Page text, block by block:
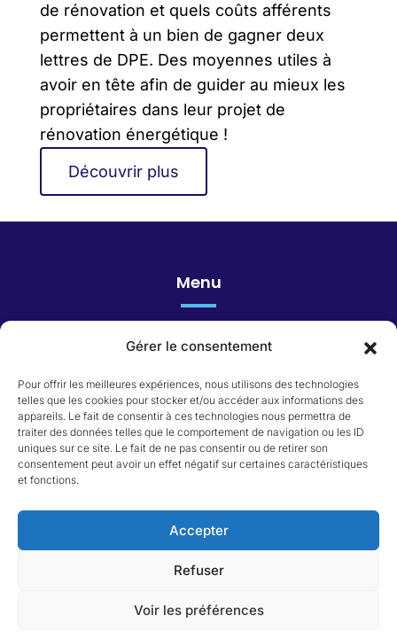
Gérer le consentement
Pour offrir les meilleures expériences, nous utilisons des technologies
telles que les cookies pour stocker et/ou accéder aux informations des
appareils. Le fait de consentir à ces technologies nous permettra de
traiter des données telles que le comportement de navigation ou les ID
uniques sur ce site. Le fait de ne pas consentir ou de retirer son
consentement peut avoir un effet négatif sur certaines caractéristiques
et fonctions.
Accepter
Refuser
Voir les préférences
de rénovation et quels coûts afférents
permettent à un bien de gagner deux
lettres de DPE. Des moyennes utiles à
avoir en tête afin de guider au mieux les
propriétaires dans leur projet de
rénovation énergétique !
Découvrir plus
Menu
Catégorie du bien
Appartement
Maison
Terrain